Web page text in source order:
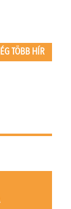
TÖBB HÍR